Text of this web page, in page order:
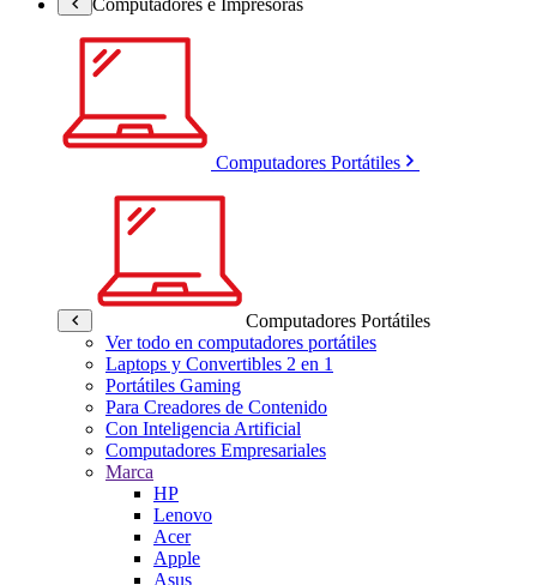
Computadores Portátiles
Computadores Portátiles
Ver todo en computadores portátiles
Laptops y Convertibles 2 en 1
Portátiles Gaming
Para Creadores de Contenido
Con Inteligencia Artificial
Computadores Empresariales
Marca
HP
Lenovo
Acer
Apple
Asus